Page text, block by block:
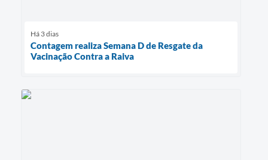
Há 3 dias
Contagem realiza Semana D de Resgate da
Vacinação Contra a Raiva